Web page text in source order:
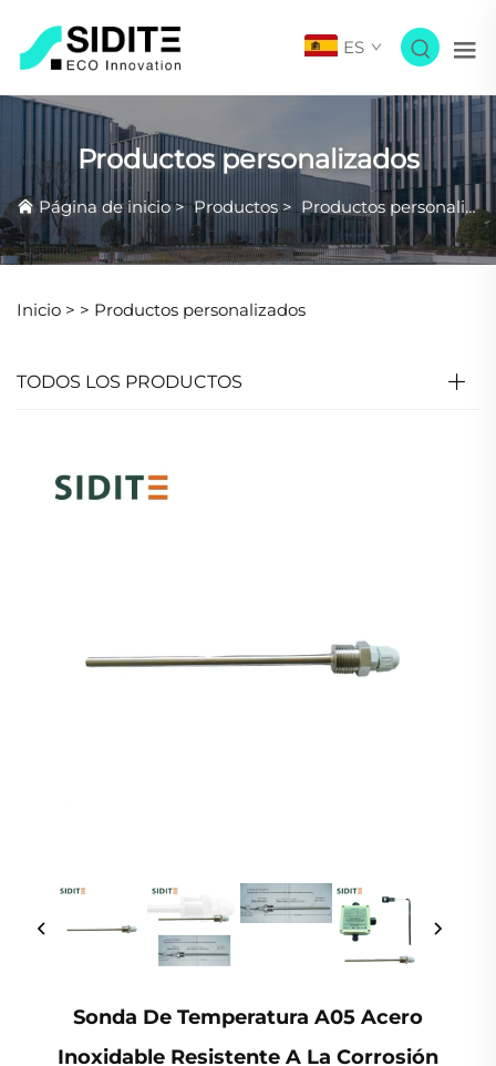
ES
Productos personalizados
Página de inicio>Productos >Productos personalizados
Inicio > > Productos personalizados
TODOS LOS PRODUCTOS
Sonda De Temperatura A05 Acero
Inoxidable Resistente A La Corrosión